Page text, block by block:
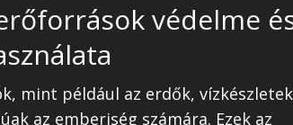
védelme
mint például az erdők,
az emberiség számára. Ezek az